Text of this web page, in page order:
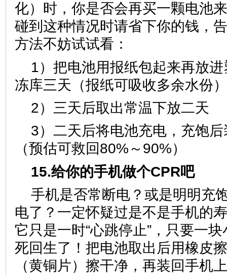
化）时，你是否会再买一颗电池
碰到这种情况时请省下你的钱，
方法不妨试试看：
1）把电池用报纸包起来再放
冻库三天（报纸可吸收多余水份）
2）三天后取出常温下放二天
3）二天后将电池充电，充饱
（预估可救回80%～90%）
15.给你的手机做个CPR吧
手机是否常断电？或是明明充
电了？一定怀疑过是不是手机的
它只是一时“心跳停止”，只要一
死回生了！把电池取出后用橡皮
（黄铜片）擦干净，再装回手机